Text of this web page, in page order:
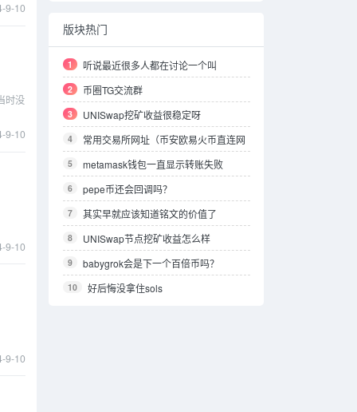
9-10
时没
9-10
9-10
9-10
版块热门
1
听说最近很多人都在讨论一个叫
ZHINWAVE的AI平台，它到底特别在哪？
2 币圈TG交流群
3 UNISwap挖矿收益很稳定呀
4
常用交易所网址（币安欧易火币直连网
址）
5 metamask钱包一直显示转账失败
6 pepe币还会回调吗？
7 其实早就应该知道铭文的价值了
8 UNISwap节点挖矿收益怎么样
9 babygrok会是下一个百倍币吗？
10 好后悔没拿住sols